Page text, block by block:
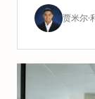
声誉和利润。 3. 选择合适的全球薪酬系统确
规。它还能
支出的清晰
贾米尔·